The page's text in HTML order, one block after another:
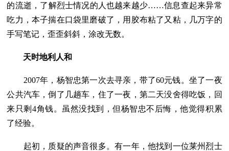
的流逝，了解烈士情况的人也越来越少……信息查起来异常
吃力，本子揣在口袋里磨破了，用胶布粘了又粘，几万字的
手写笔记，歪歪斜斜，涂改无数。
天时地利人和
2007年，杨智忠第一次去寻亲，带了60元钱。坐了一夜
公共汽车，倒了几趟车，住了一夜，第二天没舍得吃饭，回
来只剩4角钱。虽然没找到，但杨智忠不后悔，他觉得积累
了经验。
起初，质疑的声音很多。有一年，他找到一位莱州烈士